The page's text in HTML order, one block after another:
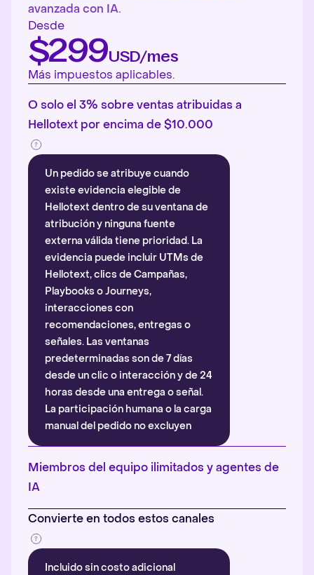
avanzada con IA.
Desde
$299USD/mes
Más impuestos aplicables.
O solo el 3% sobre ventas atribuidas a
Hellotext por encima de $10.000
Un pedido se atribuye cuando
existe evidencia elegible de
Hellotext dentro de su ventana de
atribución y ninguna fuente
externa válida tiene prioridad. La
evidencia puede incluir UTMs de
Hellotext, clics de Campañas,
Playbooks o Journeys,
interacciones con
recomendaciones, entregas o
señales. Las ventanas
predeterminadas son de 7 días
desde un clic o interacción y de 24
horas desde una entrega o señal.
La participación humana o la carga
manual del pedido no excluyen
automáticamente la atribución.
Más información
Miembros del equipo ilimitados y agentes de
IA
Convierte en todos estos canales
Incluido sin costo adicional